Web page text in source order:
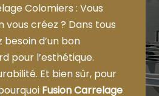
Colomiers : Vous
vous créez ? Dans tous
besoin d’un bon
pour l’esthétique.
Et bien sûr, pour
Fusion Carrelage